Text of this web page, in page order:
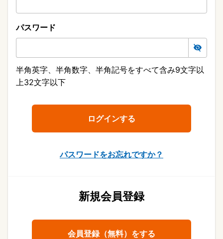
パスワード
半角英字、半角数字、半角記号をすべて含み9文字以
上32文字以下
パスワードをお忘れですか？
新規会員登録
会員登録（無料）をする